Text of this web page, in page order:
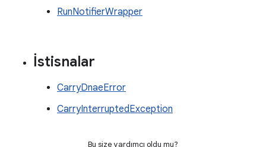
RunNotifierWrapper
İstisnalar
CarryDnaeError
CarryInterruptedException
Bu size yardımcı oldu mu?